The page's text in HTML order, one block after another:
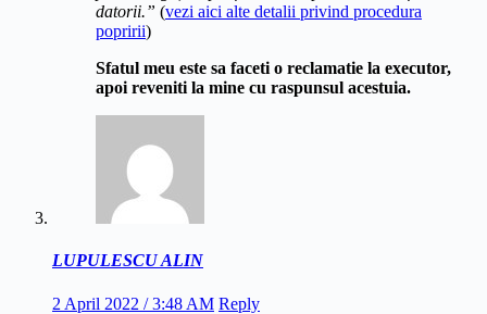
datorii.” (vezi aici alte detalii privind procedura
popririi)
Sfatul meu este sa faceti o reclamatie la executor,
apoi reveniti la mine cu raspunsul acestuia.
LUPULESCU ALIN
2 April 2022 / 3:48 AM Reply